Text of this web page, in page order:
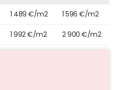
1 489 €/m2 1 596 €/m2
1 992 €/m2 2 900 €/m2